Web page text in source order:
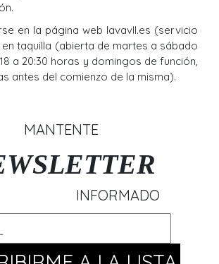
en la página web lavavll.es (servicio
taquilla (abierta de martes a sábado
a 20:30 horas y domingos de función,
antes del comienzo de la misma).
MANTENTE
INFORMADO